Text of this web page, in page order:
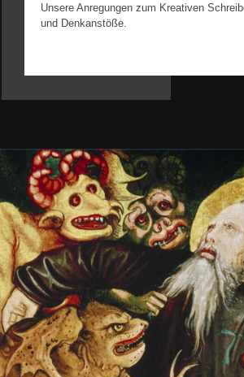
Unsere Anregungen zum Kreativen
und Denkanstöße.